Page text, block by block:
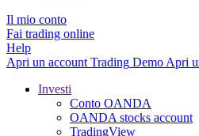
Il mio conto
Fai trading online
Help
Apri un account Trading Demo Apri
Investi
Conto OANDA
OANDA stocks account
TradingView